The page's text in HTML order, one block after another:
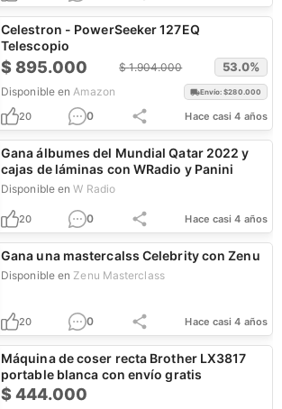
Celestron - PowerSeeker 127EQ
Telescopio
$895.000 $1.904.000 53.0%
Disponible en Amazon Envío: $280.000
20 0 Hace casi 4 años
Gana álbumes del Mundial Qatar 2022 y
cajas de láminas con WRadio y Panini
Disponible en W Radio
20 0 Hace casi 4 años
Gana una mastercalss Celebrity con Zenu
Disponible en Zenu Masterclass
20 0 Hace casi 4 años
Máquina de coser recta Brother LX3817
portable blanca con envío gratis
$444.000